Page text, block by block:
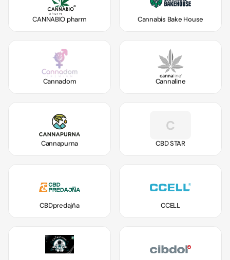
CANNABIO pharm Cannabis Bake House
Cannadom Cannaline
Cannapurna
C
CBD STAR
CBDpredajňa CCELL